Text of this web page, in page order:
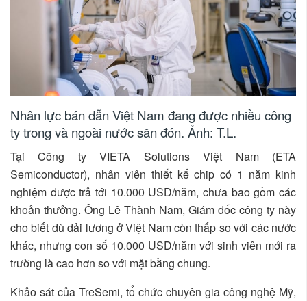
Nhân lực bán dẫn Việt Nam đang được nhiều công
ty trong và ngoài nước săn đón. Ảnh: T.L.
Tại Công ty VIETA Solutions Việt Nam (ETA
Semiconductor), nhân viên thiết kế chip có 1 năm kinh
nghiệm được trả tới 10.000 USD/năm, chưa bao gồm các
khoản thưởng. Ông Lê Thành Nam, Giám đốc công ty này
cho biết dù dải lương ở Việt Nam còn thấp so với các nước
khác, nhưng con số 10.000 USD/năm với sinh viên mới ra
trường là cao hơn so với mặt bằng chung.
Khảo sát của TreSemi, tổ chức chuyên gia công nghệ Mỹ,